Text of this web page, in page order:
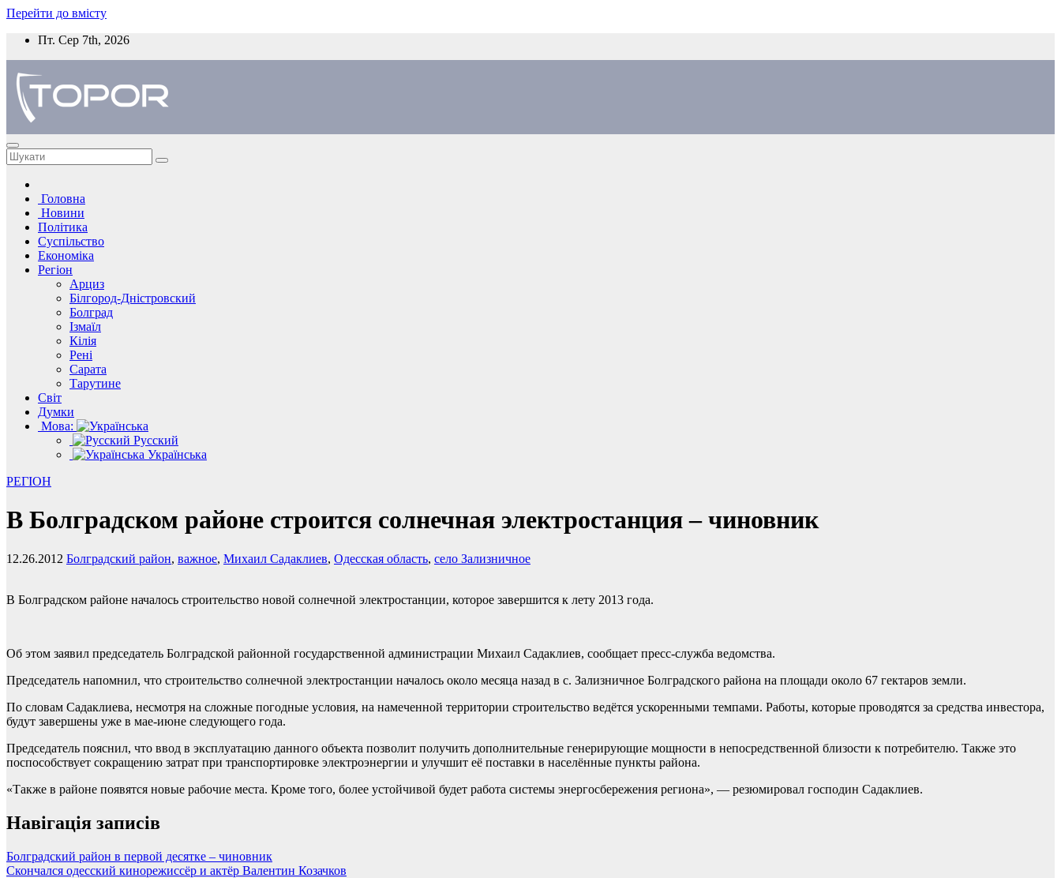
Перейти до вмісту
Пт. Сер 7th, 2026
Головна
Новини
Політика
Суспільство
Економіка
Регіон
Арциз
Білгород-Дністровский
Болград
Ізмаїл
Кілія
Рені
Сарата
Тарутине
Світ
Думки
Мова:
Русский
Українська
РЕГІОН
В Болградском районе строится солнечная электростанция – чиновник
12.26.2012 Болградский район, важное, Михаил Садаклиев, Одесская область, село Зализничное
В Болградском районе началось строительство новой солнечной электростанции, которое завершится к лету 2013 года.
Об этом заявил председатель Болградской районной государственной администрации Михаил Садаклиев, сообщает пресс-служба ведомства.
Председатель напомнил, что строительство солнечной электростанции началось около месяца назад в с. Зализничное Болградского района на площади около 67 гектаров земли.
По словам Садаклиева, несмотря на сложные погодные условия, на намеченной территории строительство ведётся ускоренными темпами. Работы, которые проводятся за средства инвестора,
будут завершены уже в мае-июне следующего года.
Председатель пояснил, что ввод в эксплуатацию данного объекта позволит получить дополнительные генерирующие мощности в непосредственной близости к потребителю. Также это
поспособствует сокращению затрат при транспортировке электроэнергии и улучшит её поставки в населённые пункты района.
«Также в районе появятся новые рабочие места. Кроме того, более устойчивой будет работа системы энергосбережения региона», — резюмировал господин Садаклиев.
Навігація записів
Болградский район в первой десятке – чиновник
Скончался одесский кинорежиссёр и актёр Валентин Козачков